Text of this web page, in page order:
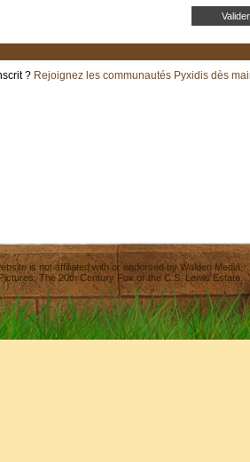
? Rejoignez les communautés Pyxidis dès
is not affiliated with or endorsed byWalden Media
,The 20th Century Fox or the C.S. Lewis Estate.